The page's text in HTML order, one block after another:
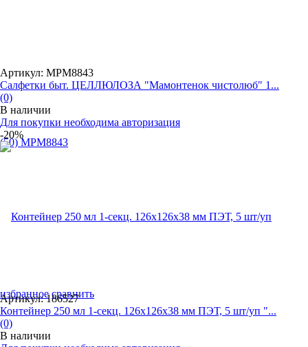
избранное сравнить
Артикул: MPM8843
Салфетки быт. ЦЕЛЛЮЛОЗА "Мамонтенок чистолюб" 1...
(0)
В наличии
Для покупки необходима авторизация
-20%
Артикул: 186527
Контейнер 250 мл 1-секц. 126х126х38 мм ПЭТ, 5 шт/уп "...
(0)
В наличии